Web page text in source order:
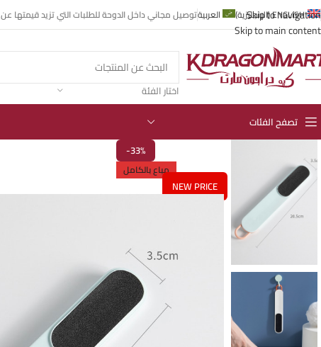
Skip to navigation
Skip to main content
ENGLISH
(الإنجليزية) العربيةتوصيل مجاني داخل الدوحة للطلبات التي تزيد قيمتها عن 99 ريال قطري
اختار الفئة
تصفح الفئات
-33%
مباع بالكامل
NEW PRICE